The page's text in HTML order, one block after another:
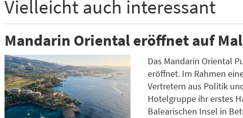
Vielleicht auch interessant
Mandarin Oriental eröffnet auf
Das Mandarin Oriental
eröffnet. Im Rahmen
Vertretern aus Politik
Hotelgruppe ihr erstes
Balearischen Insel in